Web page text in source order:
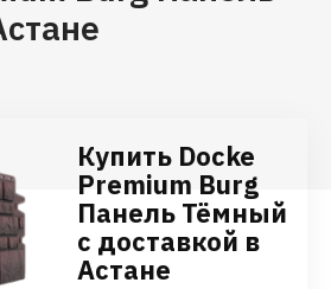
Купить Docke
Premium Burg
Панель Тёмный
с доставкой в
Астане